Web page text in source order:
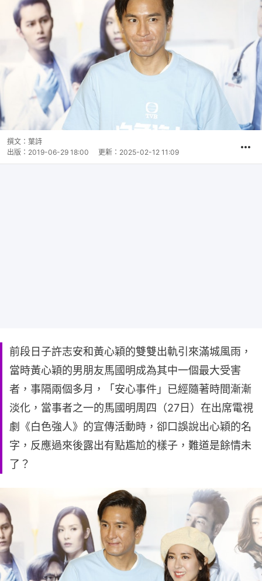
撰文： 葉詩
出版： 2019-06-29 18:00 更新： 2025-02-12 11:09
前段日子許志安和黃心穎的雙雙出軌引來滿城風雨，
當時黃心穎的男朋友馬國明成為其中一個最大受害
者，事隔兩個多月，「安心事件」已經隨著時間漸漸
淡化，當事者之一的馬國明周四（27日）在出席電視
劇《白色強人》的宣傳活動時，卻口誤說出心穎的名
字，反應過來後露出有點尷尬的樣子，難道是餘情未
了？